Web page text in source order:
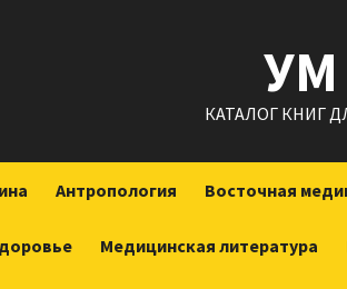
КАТАЛОГ КНИГ
Антропология Восточная
Медицинская литература